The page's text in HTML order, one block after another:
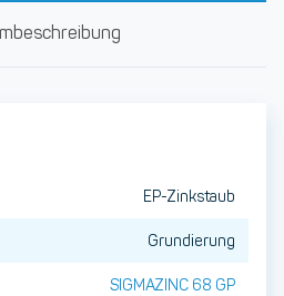
EP-Zinkstaub
Grundierung
SIGMAZINC 68 GP